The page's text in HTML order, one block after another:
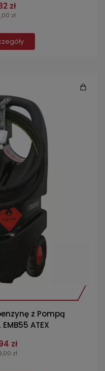
zł
zł
z Pompą
EMB55 ATEX
zł
zł